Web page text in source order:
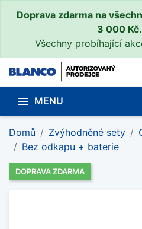
Doprava zdarma na
3 000 Kč.
Všechny probíhající
 MENU
Domů Zvýhodněné sety
Bez odkapu + baterie
DOPRAVA ZDARMA